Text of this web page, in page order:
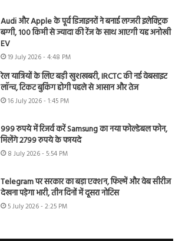
Audi और Apple के पूर्व डिजाइनरों ने बनाई लग्जरी इलेक्ट्रिक
बग्गी, 100 किमी से ज्यादा की रेंज के साथ आएगी यह अनोखी
EV
19 July 2026 - 4:48 PM
रेल यात्रियों के लिए बड़ी खुशखबरी, IRCTC की नई वेबसाइट
लॉन्च, टिकट बुकिंग होगी पहले से आसान और तेज
16 July 2026 - 1:45 PM
999 रुपये में रिजर्व करें Samsung का नया फोल्डेबल फोन,
मिलेंगे 2799 रुपये के फायदे
8 July 2026 - 5:54 PM
Telegram पर सरकार का बड़ा एक्शन, फिल्में और वेब सीरीज
देखना पड़ेगा भारी, तीन दिनों में दूसरा नोटिस
5 July 2026 - 2:25 PM